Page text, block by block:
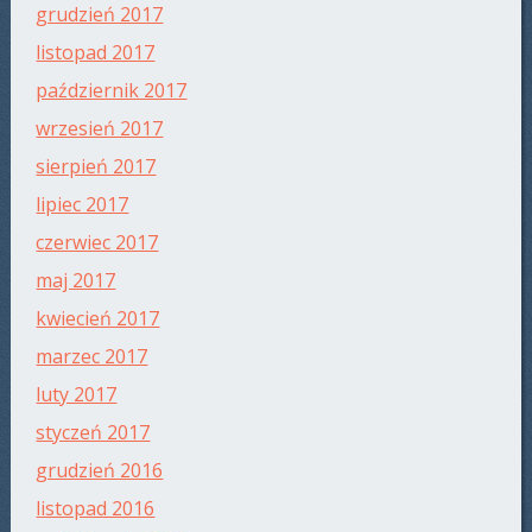
grudzień 2017
listopad 2017
październik 2017
wrzesień 2017
sierpień 2017
lipiec 2017
czerwiec 2017
maj 2017
kwiecień 2017
marzec 2017
luty 2017
styczeń 2017
grudzień 2016
listopad 2016